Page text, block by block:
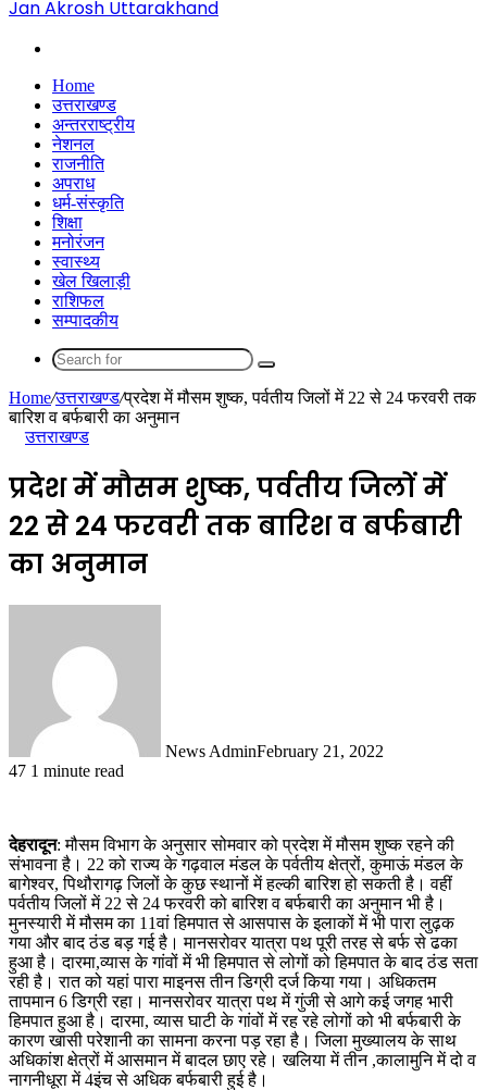
Jan Akrosh Uttarakhand
Home
उत्तराखण्ड
अन्तरराष्ट्रीय
नेशनल
राजनीति
अपराध
धर्म-संस्कृति
शिक्षा
मनोरंजन
स्वास्थ्य
खेल खिलाड़ी
राशिफल
सम्पादकीय
Search
for
Home/उत्तराखण्ड/प्रदेश में मौसम शुष्क, पर्वतीय जिलों में 22 से 24 फरवरी तक
बारिश व बर्फबारी का अनुमान
उत्तराखण्ड
प्रदेश में मौसम शुष्क, पर्वतीय जिलों में
22 से 24 फरवरी तक बारिश व बर्फबारी
का अनुमान
News AdminFebruary 21, 2022
47 1 minute read
देहरादून: मौसम विभाग के अनुसार सोमवार को प्रदेश में मौसम शुष्क रहने की
संभावना है। 22 को राज्य के गढ़वाल मंडल के पर्वतीय क्षेत्रों, कुमाऊं मंडल के
बागेश्वर, पिथौरागढ़ जिलों के कुछ स्थानों में हल्की बारिश हो सकती है। वहीं
पर्वतीय जिलों में 22 से 24 फरवरी को बारिश व बर्फबारी का अनुमान भी है।
मुनस्यारी में मौसम का 11वां हिमपात से आसपास के इलाकों में भी पारा लुढ़क
गया और बाद ठंड बड़ गई है। मानसरोवर यात्रा पथ पूरी तरह से बर्फ से ढका
हुआ है। दारमा,व्यास के गांवों में भी हिमपात से लोगों को हिमपात के बाद ठंड सता
रही है। रात को यहां पारा माइनस तीन डिग्री दर्ज किया गया। अधिकतम
तापमान 6 डिग्री रहा। मानसरोवर यात्रा पथ में गुंजी से आगे कई जगह भारी
हिमपात हुआ है। दारमा, व्यास घाटी के गांवों में रह रहे लोगों को भी बर्फबारी के
कारण खासी परेशानी का सामना करना पड़ रहा है। जिला मुख्यालय के साथ
अधिकांश क्षेत्रों में आसमान में बादल छाए रहे। खलिया में तीन ,कालामुनि में दो व
नागनीधूरा में 4इंच से अधिक बर्फबारी हुई है।